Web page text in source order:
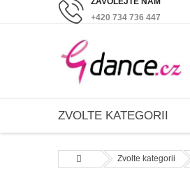
+420 734 736 447
ZVOLTE KATEGORII
Domů Zvolte kategorii